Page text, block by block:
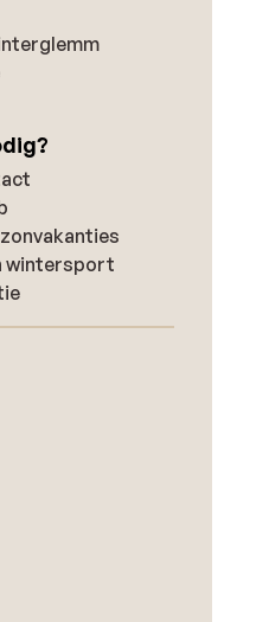
wintersport